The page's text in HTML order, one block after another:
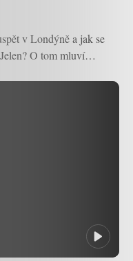
v Londýně a jak se
O tom mluví…